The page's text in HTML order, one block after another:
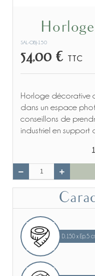
SAL-OBJ-150
54,00 € TTC
Horloge décorative
dans un espace
conseillons de
industriel en support
1
D.150 x Ep.5